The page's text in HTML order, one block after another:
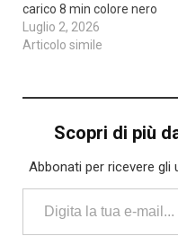
carico 8 min colore nero
Luglio 2, 2026
Articolo simile
Scopri di più
Abbonati per ricevere gli
Digita la tua e-mail...